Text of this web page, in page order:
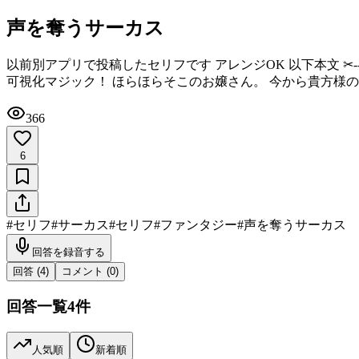
声を奪うサーカス
以前別アプリで投稿したセリフです アレンジOK 以下本文
可視化マジック！ ほらほらそこのお嬢さん。 今から貴方様
366
6
#セリフ#サーカス#セリフ#ファンタジー#声を奪うサーカス
回答を録音する
回答 (4) コメント (0)
回答一覧4件
人気順 新着順